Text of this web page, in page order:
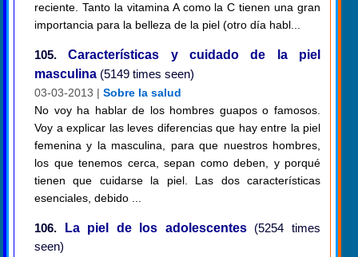
reciente. Tanto la vitamina A como la C tienen una gran
importancia para la belleza de la piel (otro día habl...
105.
Características y cuidado de la piel
masculina (5149 times seen)
03-03-2013 | Sobre la salud
No voy ha hablar de los hombres guapos o famosos.
Voy a explicar las leves diferencias que hay entre la piel
femenina y la masculina, para que nuestros hombres,
los que tenemos cerca, sepan como deben, y porqué
tienen que cuidarse la piel. Las dos características
esenciales, debido ...
106. La piel de los adolescentes(5254 times
seen)